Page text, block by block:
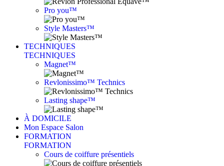
Pro you™
Style Masters™
TECHNIQUES
TECHNIQUES
Magnet™
Revlonissimo™ Technics
Lasting shape™
À DOMICILE
Mon Espace Salon
FORMATION
FORMATION
Cours de coiffure présentiels